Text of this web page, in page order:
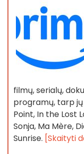
filmų, serialų,
programų, tarp jų
Point, In the Lost
Sonja, Ma Mère,
Sunrise. [Skaityti